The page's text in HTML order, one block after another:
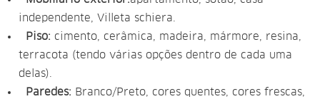
independente, Villeta schiera.
Piso: cimento, cerâmica, madeira, mármore, resina,
terracota (tendo várias opções dentro de cada uma
delas).
Paredes: Branco/Preto, cores quentes, cores frescas,